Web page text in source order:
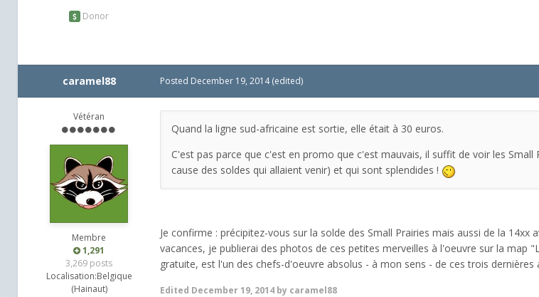
Donor
caramel88
Vétéran
Membre
1,291
3,269 posts
Localisation:Belgique
(Hainaut)
Posted December 19, 2014 (edited)
Quand la ligne sud-africaine est sortie, elle était à 30 euros.
C'est pas parce que c'est en promo que c'est mauvais, il suffit de voir les
cause des soldes qui allaient venir) et qui sont splendides !
Je confirme : précipitez-vous sur la solde des Small Prairies mais aussi de la
vacances, je publierai des photos de ces petites merveilles à l'oeuvre sur la
gratuite, est l'un des chefs-d'oeuvre absolus - à mon sens - de ces trois dernières
Edited December 19, 2014 by caramel88